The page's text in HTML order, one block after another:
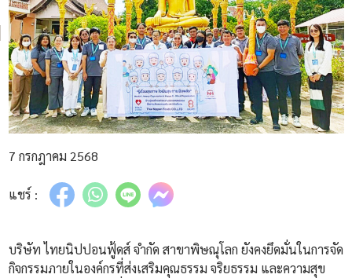
7 กรกฎาคม 2568
แชร์ :
บริษัท ไทยนิปปอนฟู้ดส์ จำกัด สาขาพิษณุโลก ยังคงยึดมั่นในการจัด
กิจกรรมภายในองค์กรที่ส่งเสริมคุณธรรม จริยธรรม และความสุข